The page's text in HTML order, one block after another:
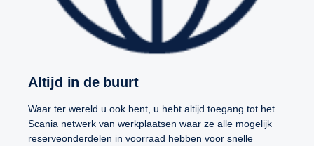
Altijd in de buurt
Waar ter wereld u ook bent, u hebt altijd toegang tot het
Scania netwerk van werkplaatsen waar ze alle mogelijk
reserveonderdelen in voorraad hebben voor snelle